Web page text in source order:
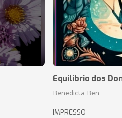
Equilíbrio dos
Benedicta Ben
IMPRESSO